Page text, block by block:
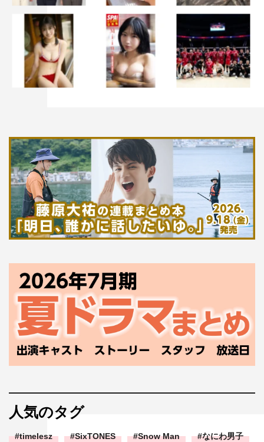
人気のタグ
timelesz SixTONES Snow Man なにわ男子